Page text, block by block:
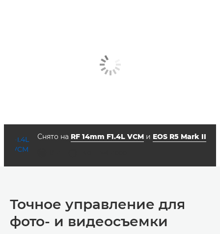
Снято на RF 14mm F1.4L VCM и EOS R5 Mark II
Точное управление для
фото- и видеосъемки